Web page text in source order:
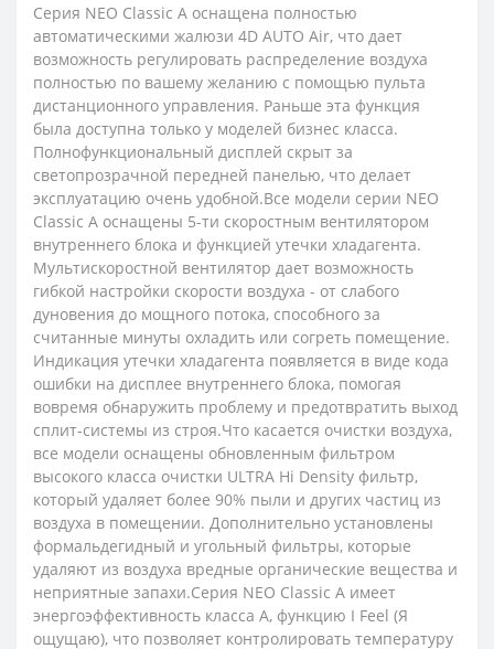
Серия NEO Classic A оснащена полностью
автоматическими жалюзи 4D AUTO Air, что дает
возможность регулировать распределение воздуха
полностью по вашему желанию с помощью пульта
дистанционного управления. Раньше эта функция
была доступна только у моделей бизнес класса.
Полнофункциональный дисплей скрыт за
светопрозрачной передней панелью, что делает
эксплуатацию очень удобной.Все модели серии NEO
Classic A оснащены 5-ти скоростным вентилятором
внутреннего блока и функцией утечки хладагента.
Мультискоростной вентилятор дает возможность
гибкой настройки скорости воздуха - от слабого
дуновения до мощного потока, способного за
считанные минуты охладить или согреть помещение.
Индикация утечки хладагента появляется в виде кода
ошибки на дисплее внутреннего блока, помогая
вовремя обнаружить проблему и предотвратить выход
сплит-системы из строя.Что касается очистки воздуха,
все модели оснащены обновленным фильтром
высокого класса очистки ULTRA Hi Density фильтр,
который удаляет более 90% пыли и других частиц из
воздуха в помещении. Дополнительно установлены
формальдегидный и угольный фильтры, которые
удаляют из воздуха вредные органические вещества и
неприятные запахи.Серия NEO Classic A имеет
энергоэффективность класса А, функцию I Feel (Я
ощущаю), что позволяет контролировать температуру